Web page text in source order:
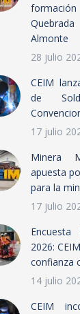
Almonte
28 julio
CEIM
de
17 julio
Minera
apuesta
para la
17 julio
Encuesta
2026:
confianza
14 julio
CEIM